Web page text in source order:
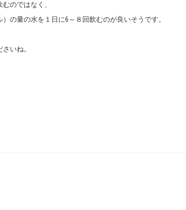
のではなく、
の量の水を１日に6～８回飲むのが良いそうです。
いね。